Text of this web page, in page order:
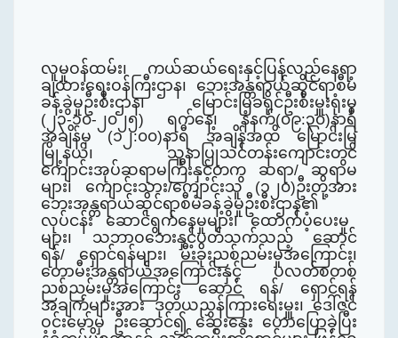
လူမှုဝန်ထမ်း၊ ကယ်ဆယ်ရေးနှင့်ပြန်လည်နေရာ
ချထားရေးဝန်ကြီးဌာန၊ ဘေးအန္တရာယ်ဆိုင်ရာစီမံ
ခန့်ခွဲမှုဦးစီးဌာန၊ မြောင်းမြခရိုင်ဦးစီးမှူးရုံးမှ
(၂၃-၁၀-၂၀၂၅) ရက်နေ့၊ နံနက်(၀၉:၃၀)နာရီ
အချိန်မှ (၁၂:၀၀)နာရီ အချိန်အထိ မြောင်းမြ
မြို့နယ်၊ သူနာပြုသင်တန်းကျောင်းတွင်
ကျောင်းအုပ်ဆရာမကြီးနှင့်တကွ ဆရာ/ ဆရာမ
များ၊ ကျောင်းသား/ကျောင်းသူ (၁၂၀)ဦးတို့အား
ဘေးအန္တရာယ်ဆိုင်ရာစီမံခန့်ခွဲမှုဦးစီးဌာန၏
လုပ်ငန်း ဆောင်ရွက်နေမှုများ၊ ထောက်ပံ့ပေးမှု
များ၊ သဘာဝဘေးနှင့်ပတ်သက်သည့် ဆောင်
ရန်/ ရှောင်ရန်များ၊ မီးခိုးညစ်ညမ်းမှုအကြောင်း၊
တောမီးအန္တရာယ်အကြောင်းနှင့် ပလတ်စတစ်
ညစ်ညမ်းမှုအကြောင်း ဆောင် ရန်/ ရှောင်ရန်
အချက်များအား ဒုတိယညွှန်ကြားရေးမှူး၊ ဒေါ်ဇင်
ဝင်းမော်မှ ဦးဆောင်၍ ဆွေးနွေး ဟောပြောခဲ့ပြီး